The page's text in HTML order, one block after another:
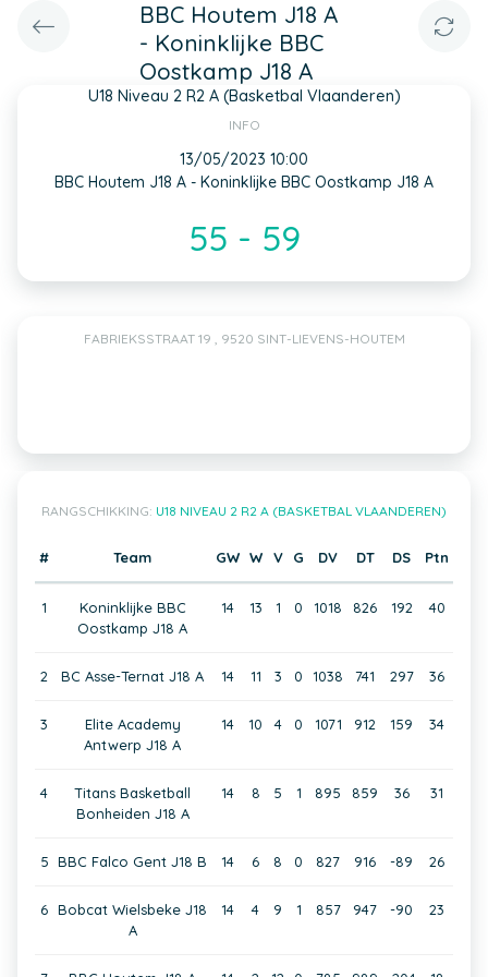
BBC Houtem J18 A
- Koninklijke BBC
Oostkamp J18 A
U18 Niveau 2 R2 A (Basketbal Vlaanderen)
INFO
13/05/2023 10:00
BBC Houtem J18 A - Koninklijke BBC Oostkamp J18 A
55 - 59
FABRIEKSSTRAAT 19 , 9520 SINT-LIEVENS-HOUTEM
RANGSCHIKKING: U18 NIVEAU 2 R2 A (BASKETBAL VLAANDEREN)
# Team GW W V G DV DT DS Ptn
1
Koninklijke BBC
Oostkamp J18 A
14 13 1 0 1018 826 192 40
2 BC Asse-Ternat J18 A 14 11 3 0 1038 741 297 36
3
Elite Academy
Antwerp J18 A
14 10 4 0 1071 912 159 34
4
Titans Basketball
Bonheiden J18 A
14 8 5 1 895 859 36 31
5 BBC Falco Gent J18 B 14 6 8 0 827 916 -89 26
6 Bobcat Wielsbeke J18
A
14 4 9 1 857 947 -90 23